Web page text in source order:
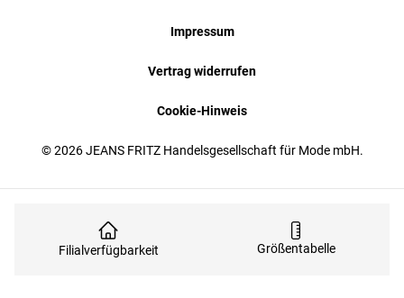
Filialverfügbarkeit Größentabelle
© 2026 JEANS FRITZ Handelsgesellschaft für Mode mbH.
Impressum
Vertrag widerrufen
Cookie-Hinweis